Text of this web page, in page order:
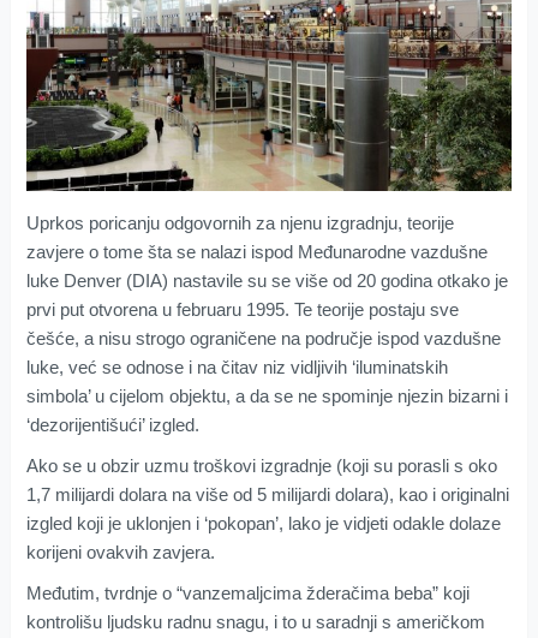
Uprkos poricanju odgovornih za njenu izgradnju, teorije
zavjere o tome šta se nalazi ispod Međunarodne vazdušne
luke Denver (DIA) nastavile su se više od 20 godina otkako je
prvi put otvorena u februaru 1995. Te teorije postaju sve
češće, a nisu strogo ograničene na područje ispod vazdušne
luke, već se odnose i na čitav niz vidljivih ‘iluminatskih
simbola’ u cijelom objektu, a da se ne spominje njezin bizarni i
‘dezorijentišući’ izgled.
Ako se u obzir uzmu troškovi izgradnje (koji su porasli s oko
1,7 milijardi dolara na više od 5 milijardi dolara), kao i originalni
izgled koji je uklonjen i ‘pokopan’, lako je vidjeti odakle dolaze
korijeni ovakvih zavjera.
Međutim, tvrdnje o “vanzemaljcima žderačima beba” koji
kontrolišu ljudsku radnu snagu, i to u saradnji s američkom